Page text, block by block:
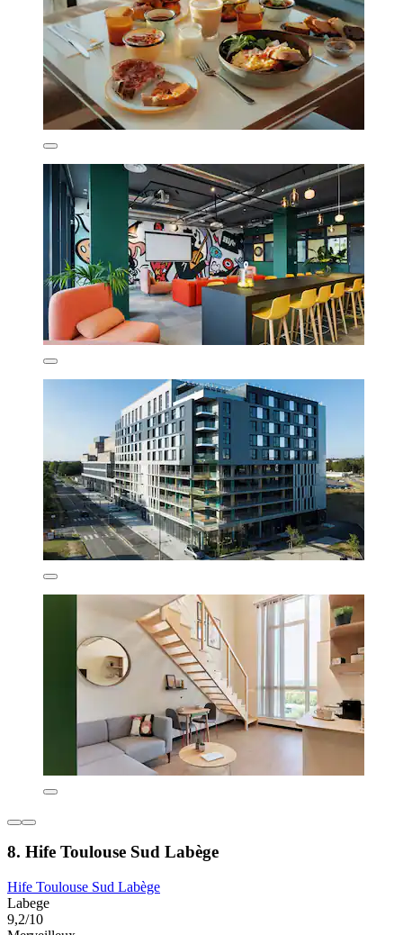
8. Hife Toulouse Sud Labège
Hife Toulouse Sud Labège
Labege
9,2/10